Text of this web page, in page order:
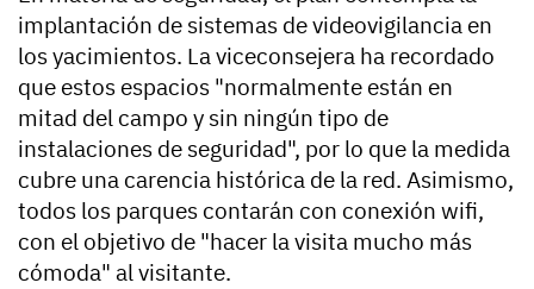
implantación de sistemas de videovigilancia en
los yacimientos. La viceconsejera ha recordado
que estos espacios "normalmente están en
mitad del campo y sin ningún tipo de
instalaciones de seguridad", por lo que la medida
cubre una carencia histórica de la red. Asimismo,
todos los parques contarán con conexión wifi,
con el objetivo de "hacer la visita mucho más
cómoda" al visitante.